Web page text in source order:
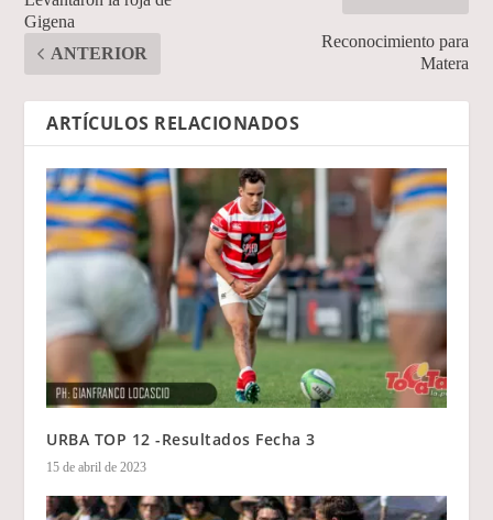
Gigena
ANTERIOR
Reconocimiento para
Matera
ARTÍCULOS RELACIONADOS
URBA TOP 12 -Resultados Fecha 3
15 de abril de 2023